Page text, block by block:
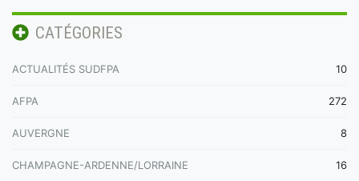
CATÉGORIES
ACTUALITÉS SUDFPA 10
AFPA 272
AUVERGNE 8
CHAMPAGNE-ARDENNE/LORRAINE 16